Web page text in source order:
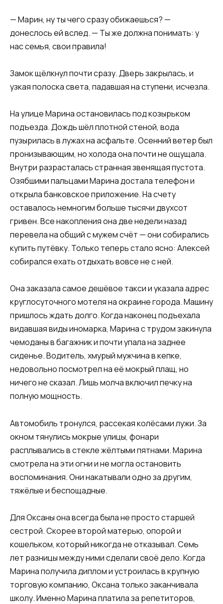
— Марин, ну ты чего сразу обижаешься? —
донеслось ей вслед. — Ты же должна понимать: у
нас семья, свои правила!
Замок щёлкнул почти сразу. Дверь закрылась, и
узкая полоска света, падавшая на ступени, исчезла.
На улице Марина остановилась под козырьком
подъезда. Дождь шёл плотной стеной, вода
пузырилась в лужах на асфальте. Осенний ветер был
пронизывающим, но холода она почти не ощущала.
Внутри разрасталась странная звенящая пустота.
Озябшими пальцами Марина достала телефон и
открыла банковское приложение. На счету
оставалось немногим больше тысячи двухсот
гривен. Все накопления она две недели назад
перевела на общий с мужем счёт — они собирались
купить путёвку. Только теперь стало ясно: Алексей
собирался ехать отдыхать вовсе не с ней.
Она заказала самое дешёвое такси и указала адрес
круглосуточного мотеля на окраине города. Машину
пришлось ждать долго. Когда наконец подъехала
видавшая виды иномарка, Марина с трудом закинула
чемоданы в багажник и почти упала на заднее
сиденье. Водитель, хмурый мужчина в кепке,
недовольно посмотрел на её мокрый плащ, но
ничего не сказал. Лишь молча включил печку на
полную мощность.
Автомобиль тронулся, рассекая колёсами лужи. За
окном тянулись мокрые улицы, фонари
расплывались в стекле жёлтыми пятнами. Марина
смотрела на эти огни и не могла остановить
воспоминания. Они накатывали одно за другим,
тяжёлые и беспощадные.
Для Оксаны она всегда была не просто старшей
сестрой. Скорее второй матерью, опорой и
кошельком, который никогда не отказывал. Семь
лет разницы между ними сделали своё дело. Когда
Марина получила диплом и устроилась в крупную
торговую компанию, Оксана только заканчивала
школу. Именно Марина платила за репетиторов,